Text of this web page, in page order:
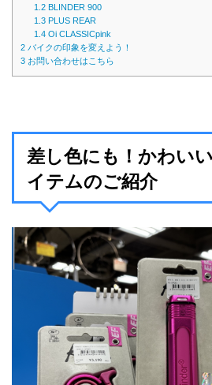
1.2 BLINDER 900
1.3 PLUS REAR
1.4 Oi CLASSICpink
2 バイクの印象を変えよう！
3 お問い合わせはこちら
差し色にも！かわい
イテムのご紹介